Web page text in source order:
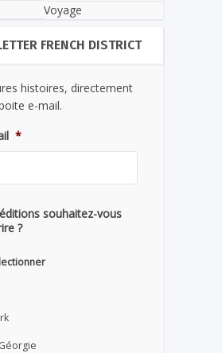
Voyage
FRENCH DISTRICT
histoires, directement
e-mail.
*
souhaitez-vous
?